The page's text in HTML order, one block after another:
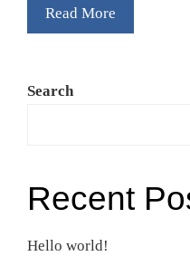
Read More
Search
Recent
Hello world!